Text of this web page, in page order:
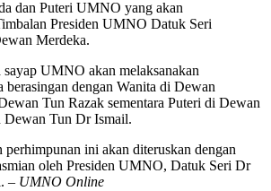
dan Puteri UMNO yang akan
Presiden UMNO Datuk Seri
Merdeka.
sayap UMNO akan melaksanakan
berasingan dengan Wanita di Dewan
Tun Razak sementara Puteri di Dewan
Dewan Tun Dr Ismail.
perhimpunan ini akan diteruskan dengan
oleh Presiden UMNO, Datuk Seri Dr
– UMNO Online